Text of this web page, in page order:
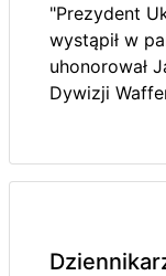
"Prezydent
wystąpił w
uhonorował
Dywizji